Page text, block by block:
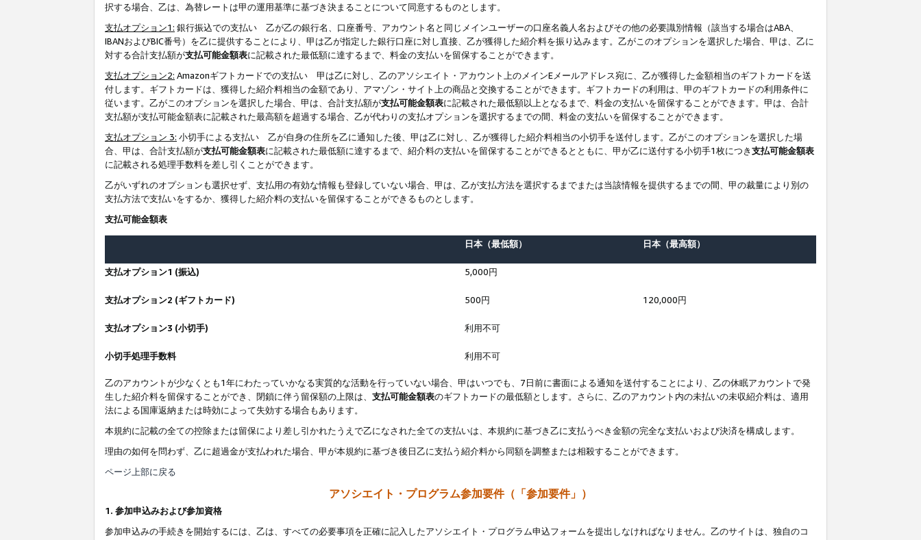
択する場合、乙は、為替レートは甲の運用基準に基づき決まることについて同意するものとします。
支払オプション1: 銀行振込での支払い 乙が乙の銀行名、口座番号、アカウント名と同じメインユーザーの口座名義人名およびその他の必要識別情報（該当する場合はABA、
IBANおよびBIC番号）を乙に提供することにより、甲は乙が指定した銀行口座に対し直接、乙が獲得した紹介料を振り込みます。乙がこのオプションを選択した場合、甲は、乙に
対する合計支払額が支払可能金額表に記載された最低額に達するまで、料金の支払いを留保することができます。
支払オプション2: Amazonギフトカードでの支払い 甲は乙に対し、乙のアソシエイト・アカウント上のメインEメールアドレス宛に、乙が獲得した金額相当のギフトカードを送
付します。ギフトカードは、獲得した紹介料相当の金額であり、アマゾン・サイト上の商品と交換することができます。ギフトカードの利用は、甲のギフトカードの利用条件に
従います。乙がこのオプションを選択した場合、甲は、合計支払額が支払可能金額表に記載された最低額以上となるまで、料金の支払いを留保することができます。甲は、合計
支払額が支払可能金額表に記載された最高額を超過する場合、乙が代わりの支払オプションを選択するまでの間、料金の支払いを留保することができます。
支払オプション 3: 小切手による支払い 乙が自身の住所を乙に通知した後、甲は乙に対し、乙が獲得した紹介料相当の小切手を送付します。乙がこのオプションを選択した場
合、甲は、合計支払額が支払可能金額表に記載された最低額に達するまで、紹介料の支払いを留保することができるとともに、甲が乙に送付する小切手1枚につき支払可能金額表
に記載される処理手数料を差し引くことができます。
乙がいずれのオプションも選択せず、支払用の有効な情報も登録していない場合、甲は、乙が支払方法を選択するまでまたは当該情報を提供するまでの間、甲の裁量により別の
支払方法で支払いをするか、獲得した紹介料の支払いを留保することができるものとします。
支払可能金額表
日本（最低額） 日本（最高額）
支払オプション1 (振込) 5,000円
支払オプション2 (ギフトカード) 500円 120,000円
支払オプション3 (小切手) 利用不可
小切手処理手数料 利用不可
乙のアカウントが少なくとも1年にわたっていかなる実質的な活動を行っていない場合、甲はいつでも、7日前に書面による通知を送付することにより、乙の休眠アカウントで発
生した紹介料を留保することができ、閉鎖に伴う留保額の上限は、 支払可能金額表のギフトカードの最低額とします。さらに、乙のアカウント内の未払いの未収紹介料は、適用
法による国庫返納または時効によって失効する場合もあります。
本規約に記載の全ての控除または留保により差し引かれたうえで乙になされた全ての支払いは、本規約に基づき乙に支払うべき金額の完全な支払いおよび決済を構成します。
理由の如何を問わず、乙に超過金が支払われた場合、甲が本規約に基づき後日乙に支払う紹介料から同額を調整または相殺することができます。
ページ上部に戻る
アソシエイト・プログラム参加要件（「参加要件」）
1. 参加申込みおよび参加資格
参加申込みの手続きを開始するには、乙は、すべての必要事項を正確に記入したアソシエイト・プログラム申込フォームを提出しなければなりません。乙のサイトは、独自のコ